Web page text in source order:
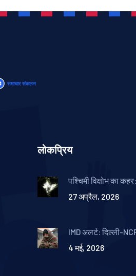
लोकप्रिय
पश्चिमी विक्षोभ का
का अलर्ट
27 अप्रैल, 2026
IMD अलर्ट: दिल्ली-
चेतावनी
4 मई, 2026